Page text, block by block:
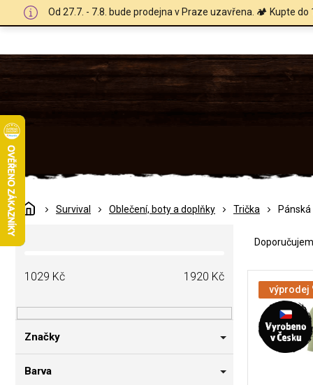
Od 27.7. - 7.8. bude prodejna v Praze uzavřena. 🏕️ Kupte
DomůSurvival Oblečení, boty a doplňky Trička Pánská
P
o
a
n
í
1029 Kč 1920 Kč
Značky
Barva
e
výprodej